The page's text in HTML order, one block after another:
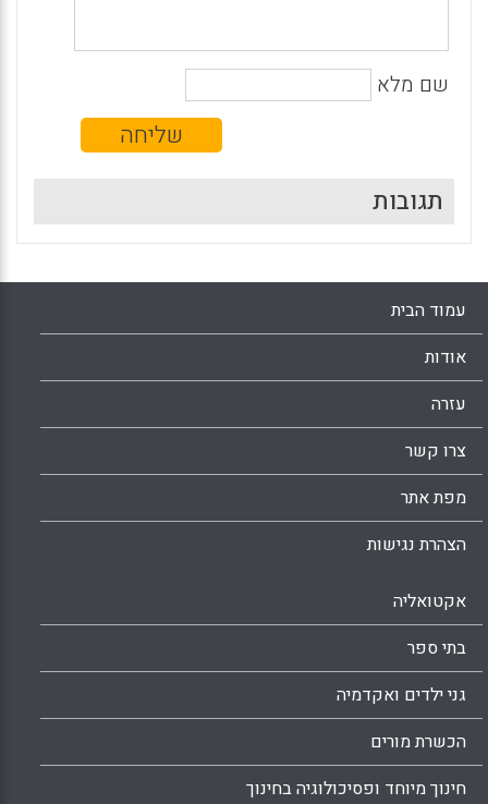
שם מלא
תגובות
עמוד הבית
אודות
עזרה
צרו קשר
מפת אתר
הצהרת נגישות
אקטואליה
בתי ספר
גני ילדים ואקדמיה
הכשרת מורים
חינוך מיוחד ופסיכולוגיה בחינוך